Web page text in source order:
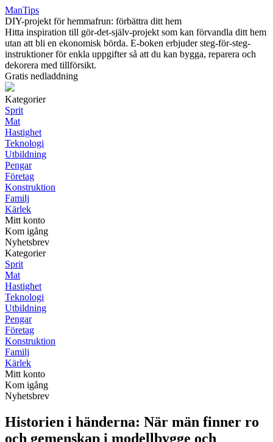
ManTips
DIY-projekt för hemmafrun: förbättra ditt hem
Hitta inspiration till gör-det-själv-projekt som kan förvandla ditt hem
utan att bli en ekonomisk börda. E-boken erbjuder steg-för-steg-
instruktioner för enkla uppgifter så att du kan bygga, reparera och
dekorera med tillförsikt.
Gratis nedladdning
Kategorier
Sprit
Mat
Hastighet
Teknologi
Utbildning
Pengar
Företag
Konstruktion
Familj
Kärlek
Mitt konto
Kom igång
Nyhetsbrev
Kategorier
Sprit
Mat
Hastighet
Teknologi
Utbildning
Pengar
Företag
Konstruktion
Familj
Kärlek
Mitt konto
Kom igång
Nyhetsbrev
Historien i händerna: När män finner ro
och gemenskap i modellbygge och